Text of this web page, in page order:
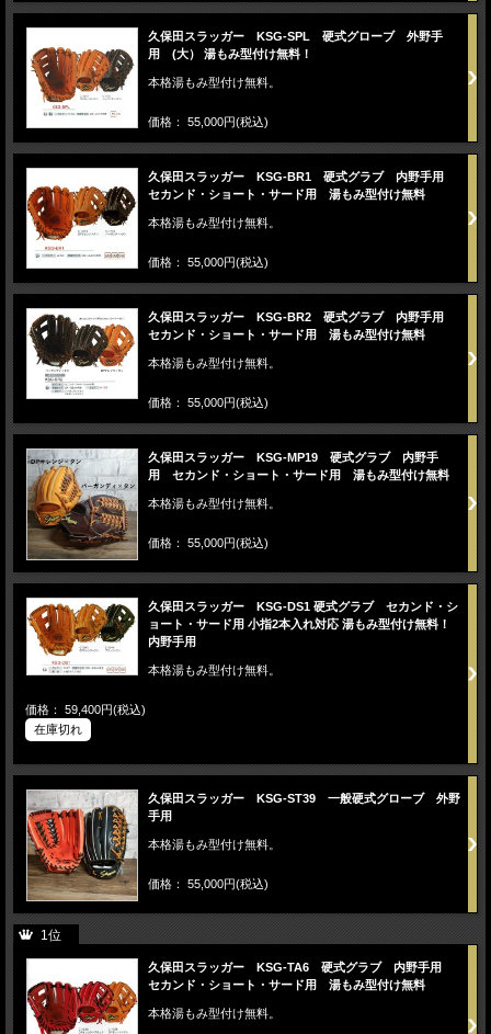
久保田スラッガー KSG-SPL 硬式グローブ 外野手
用 (大） 湯もみ型付け無料！
本格湯もみ型付け無料。
価格： 55,000円(税込)
久保田スラッガー KSG-BR1 硬式グラブ 内野手用
セカンド・ショート・サード用 湯もみ型付け無料
本格湯もみ型付け無料。
価格： 55,000円(税込)
久保田スラッガー KSG-BR2 硬式グラブ 内野手用
セカンド・ショート・サード用 湯もみ型付け無料
本格湯もみ型付け無料。
価格： 55,000円(税込)
久保田スラッガー KSG-MP19 硬式グラブ 内野手
用 セカンド・ショート・サード用 湯もみ型付け無料
本格湯もみ型付け無料。
価格： 55,000円(税込)
久保田スラッガー KSG-DS1 硬式グラブ セカンド・シ
ョート・サード用 小指2本入れ対応 湯もみ型付け無料！
内野手用
本格湯もみ型付け無料。
価格： 59,400円(税込)
在庫切れ
久保田スラッガー KSG-ST39 一般硬式グローブ 外野
手用
本格湯もみ型付け無料。
価格： 55,000円(税込)
1位
久保田スラッガー KSG-TA6 硬式グラブ 内野手用
セカンド・ショート・サード用 湯もみ型付け無料
本格湯もみ型付け無料。